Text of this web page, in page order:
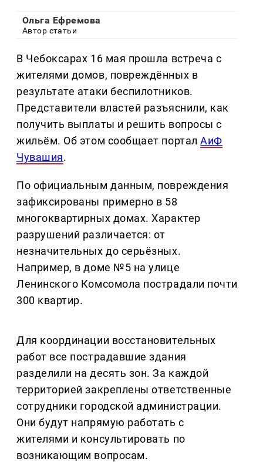
Ольга Ефремова
Автор статьи
В Чебоксарах 16 мая прошла встреча с
жителями домов, повреждённых в
результате атаки беспилотников.
Представители властей разъяснили, как
получить выплаты и решить вопросы с
жильём. Об этом сообщает порталАиФ
Чувашия.
По официальным данным, повреждения
зафиксированы примерно в 58
многоквартирных домах. Характер
разрушений различается: от
незначительных до серьёзных.
Например, в доме №5 на улице
Ленинского Комсомола пострадали почти
300 квартир.
Для координации восстановительных
работ все пострадавшие здания
разделили на десять зон. За каждой
территорией закреплены ответственные
сотрудники городской администрации.
Они будут напрямую работать с
жителями и консультировать по
возникающим вопросам.